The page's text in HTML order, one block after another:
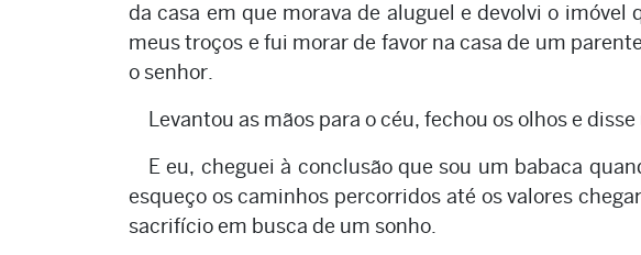
da casa em que morava de aluguel e devolvi o
meus troços e fui morar de favor na casa de um
o senhor.
Levantou as mãos para o céu, fechou os olhos e
E eu, cheguei à conclusão que sou um babaca
esqueço os caminhos percorridos até os valores
sacrifício em busca de um sonho.